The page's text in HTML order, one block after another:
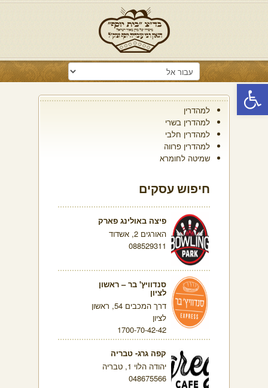
פתח סרגל נגישות
למהדרין
למהדרין בשרי
למהדרין חלבי
למהדרין פרווה
שמיטה לחומרא
חיפוש עסקים
פיצה באולינג פארק
האורגים 2, אשדוד
088529311
סנדוויץ' בר – ראשון
לציון
דרך המכבים 54, ראשון
לציון
1700-70-42-42
קפה גרג- טבריה
יהודה הלוי 1, טבריה
048675566